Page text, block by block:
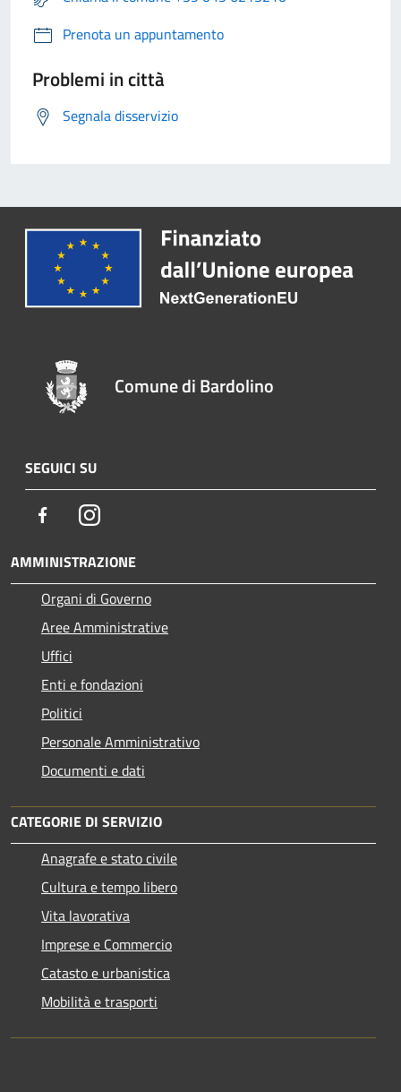
Prenota un appuntamento
Problemi in città
Segnala disservizio
Comune di Bardolino
SEGUICI SU
FacebookInstagram
AMMINISTRAZIONE
Organi di Governo
Aree Amministrative
Uffici
Enti e fondazioni
Politici
Personale Amministrativo
Documenti e dati
CATEGORIE DI SERVIZIO
Anagrafe e stato civile
Cultura e tempo libero
Vita lavorativa
Imprese e Commercio
Catasto e urbanistica
Mobilità e trasporti